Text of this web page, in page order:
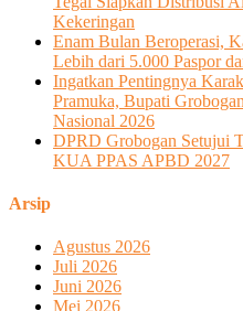
Kekeringan
Enam Bulan Beroperasi,
Lebih dari 5.000 Paspor
Ingatkan Pentingnya
Pramuka, Bupati
Nasional 2026
DPRD Grobogan Setujui
KUA PPAS APBD 2027
Arsip
Agustus 2026
Juli 2026
Juni 2026
Mei 2026